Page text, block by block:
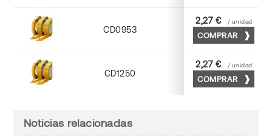
CD0953 Transparente
2,27 € / unidad
COMPRAR
CD1250 Transparente
2,27 € / unidad
COMPRAR
Noticias relacionadas